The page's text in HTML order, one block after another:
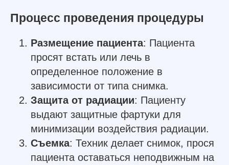
Процесс проведения процедуры
Размещение пациента: Пациента
просят встать или лечь в
определенное положение в
зависимости от типа снимка.
Защита от радиации: Пациенту
выдают защитные фартуки для
минимизации воздействия радиации.
Съемка: Техник делает снимок, прося
пациента оставаться неподвижным на